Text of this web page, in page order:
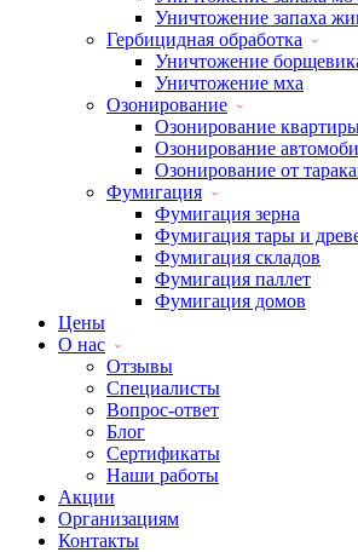
Уничтожение запаха
Гербицидная обработка
Уничтожение
Уничтожение мха
Озонирование
Озонирование
Озонирование
Озонирование от
Фумигация
Фумигация зерна
Фумигация тары и
Фумигация складов
Фумигация паллет
Фумигация домов
Цены
О нас
Отзывы
Специалисты
Вопрос-ответ
Блог
Сертификаты
Наши работы
Акции
Организациям
Контакты